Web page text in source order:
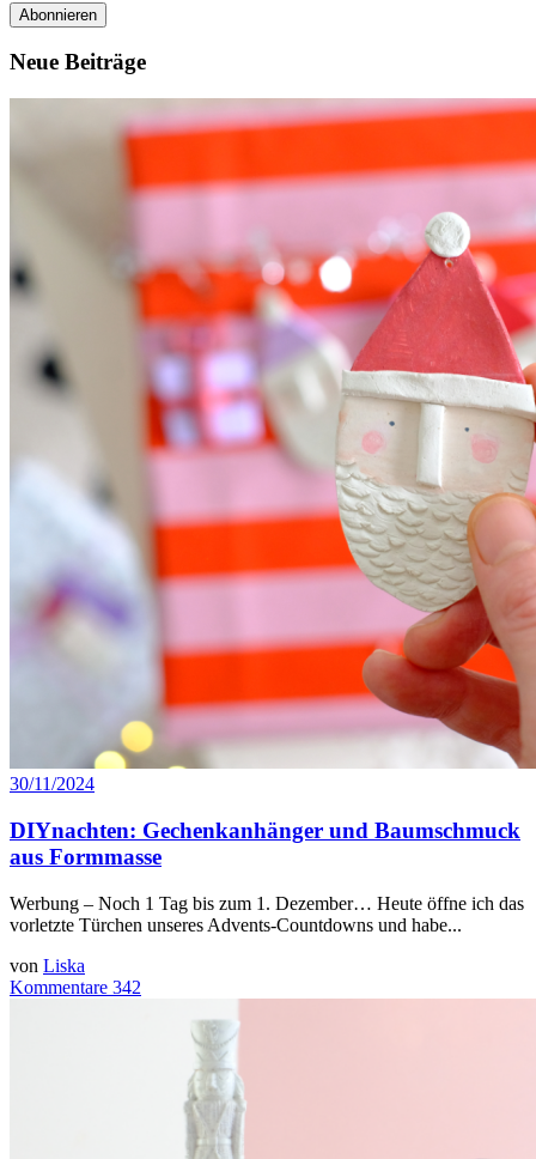
Adresse
Neue Beiträge
30/11/2024
DIYnachten: Gechenkanhänger und Baumschmuck
aus Formmasse
Werbung – Noch 1 Tag bis zum 1. Dezember… Heute öffne ich das
vorletzte Türchen unseres Advents-Countdowns und habe...
von Liska
Kommentare 342